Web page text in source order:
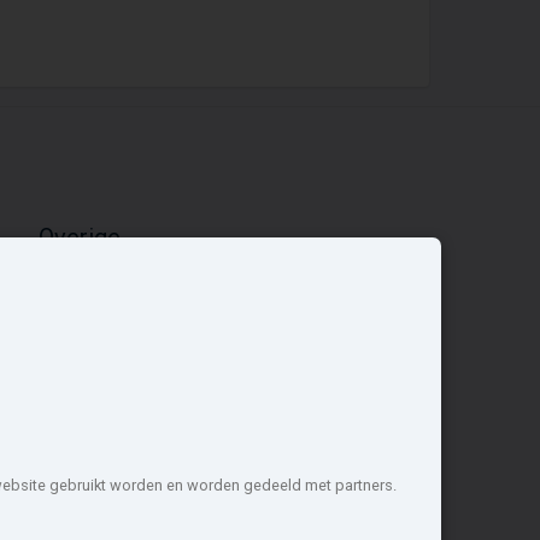
Overige
gebruikt worden en worden gedeeld met partners.